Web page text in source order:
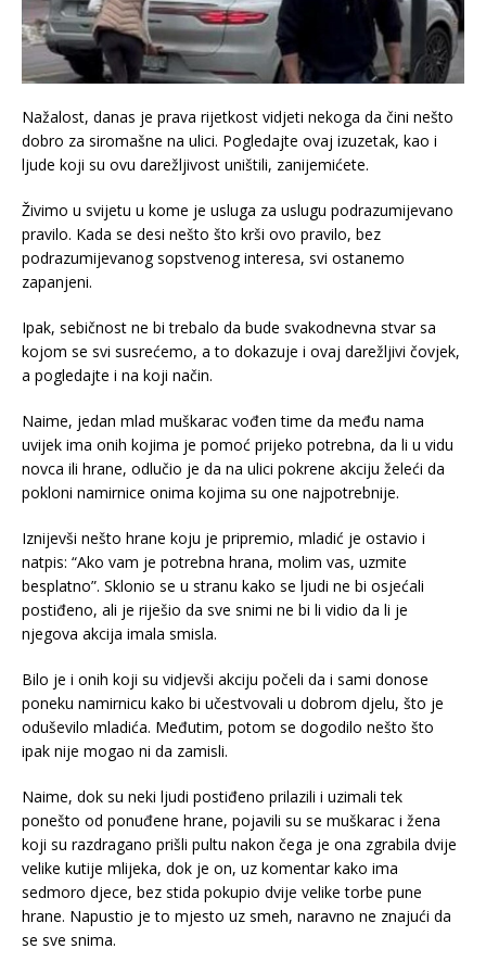
Nažalost, danas je prava rijetkost vidjeti nekoga da čini nešto
dobro za siromašne na ulici. Pogledajte ovaj izuzetak, kao i
ljude koji su ovu darežljivost uništili, zanijemićete.
Živimo u svijetu u kome je usluga za uslugu podrazumijevano
pravilo. Kada se desi nešto što krši ovo pravilo, bez
podrazumijevanog sopstvenog interesa, svi ostanemo
zapanjeni.
Ipak, sebičnost ne bi trebalo da bude svakodnevna stvar sa
kojom se svi susrećemo, a to dokazuje i ovaj darežljivi čovjek,
a pogledajte i na koji način.
Naime, jedan mlad muškarac vođen time da među nama
uvijek ima onih kojima je pomoć prijeko potrebna, da li u vidu
novca ili hrane, odlučio je da na ulici pokrene akciju želeći da
pokloni namirnice onima kojima su one najpotrebnije.
Iznijevši nešto hrane koju je pripremio, mladić je ostavio i
natpis: “Ako vam je potrebna hrana, molim vas, uzmite
besplatno”. Sklonio se u stranu kako se ljudi ne bi osjećali
postiđeno, ali je riješio da sve snimi ne bi li vidio da li je
njegova akcija imala smisla.
Bilo je i onih koji su vidjevši akciju počeli da i sami donose
poneku namirnicu kako bi učestvovali u dobrom djelu, što je
oduševilo mladića. Međutim, potom se dogodilo nešto što
ipak nije mogao ni da zamisli.
Naime, dok su neki ljudi postiđeno prilazili i uzimali tek
ponešto od ponuđene hrane, pojavili su se muškarac i žena
koji su razdragano prišli pultu nakon čega je ona zgrabila dvije
velike kutije mlijeka, dok je on, uz komentar kako ima
sedmoro djece, bez stida pokupio dvije velike torbe pune
hrane. Napustio je to mjesto uz smeh, naravno ne znajući da
se sve snima.